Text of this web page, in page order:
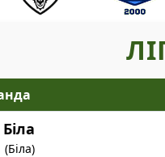
Біла
(Біла)